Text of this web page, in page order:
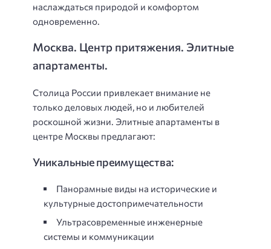
наслаждаться природой и комфортом
одновременно.
Москва. Центр притяжения. Элитные
апартаменты.
Столица России привлекает внимание не
только деловых людей, но и любителей
роскошной жизни. Элитные апартаменты в
центре Москвы предлагают:
Уникальные преимущества:
Панорамные виды на исторические и
культурные достопримечательности
Ультрасовременные инженерные
системы и коммуникации